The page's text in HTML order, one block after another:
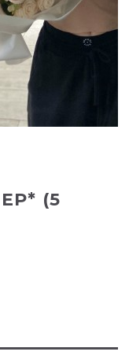
(5